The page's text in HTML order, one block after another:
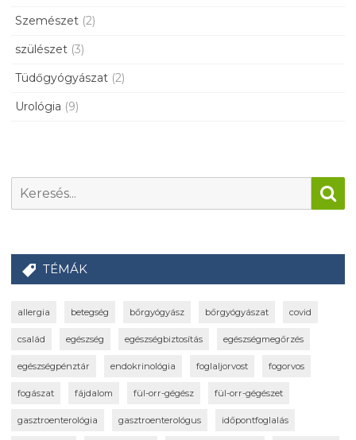
Szemészet (2)
szülészet (3)
Tüdőgyógyászat (2)
Urológia (9)
TÉMÁK
allergia betegség bőrgyógyász bőrgyógyászat covid
család egészség egészségbiztosítás egészségmegőrzés
egészségpénztár endokrinológia foglaljorvost fogorvos
fogászat fájdalom fül-orr-gégész fül-orr-gégészet
gasztroenterológia gasztroenterológus időpontfoglalás